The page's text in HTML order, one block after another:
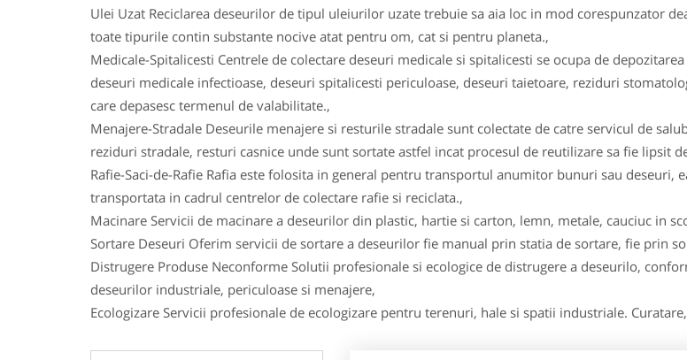
Ulei Uzat Reciclarea deseurilor de tipul uleiurilor uzate trebuie sa aia loc in mod corespunzator
toate tipurile contin substante nocive atat pentru om, cat si pentru planeta.,
Medicale-Spitalicesti Centrele de colectare deseuri medicale si spitalicesti se ocupa de
deseuri medicale infectioase, deseuri spitalicesti periculoase, deseuri taietoare, reziduri
care depasesc termenul de valabilitate.,
Menajere-Stradale Deseurile menajere si resturile stradale sunt colectate de catre servicul de
reziduri stradale, resturi casnice unde sunt sortate astfel incat procesul de reutilizare sa fie lipsit
Rafie-Saci-de-Rafie Rafia este folosita in general pentru transportul anumitor bunuri sau deseuri,
transportata in cadrul centrelor de colectare rafie si reciclata.,
Macinare Servicii de macinare a deseurilor din plastic, hartie si carton, lemn, metale, cauciuc in
Sortare Deseuri Oferim servicii de sortare a deseurilor fie manual prin statia de sortare, fie prin
Distrugere Produse Neconforme Solutii profesionale si ecologice de distrugere a deseurilo,
deseurilor industriale, periculoase si menajere,
Ecologizare Servicii profesionale de ecologizare pentru terenuri, hale si spatii industriale.